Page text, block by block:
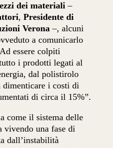
dei materiali –
,Presidente di
Verona–, alcuni
a comunicarlo
essere colpiti
i prodotti legati al
dal polistirolo
dimenticare i costi di
di circa il 15%”.
come il sistema delle
vivendo una fase di
dall’instabilità